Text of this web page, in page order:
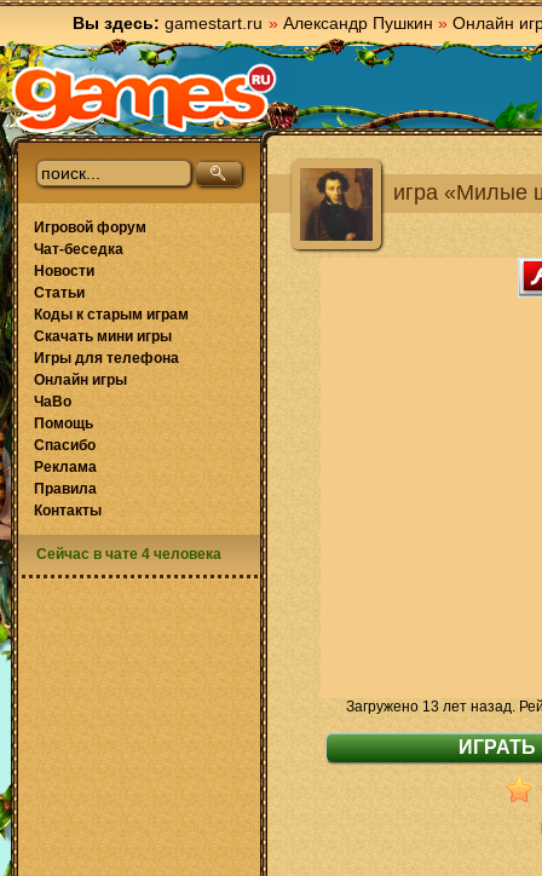
Вы здесь: gamestart.ru » Александр Пушкин » Онлайн
игра «Милые
Загружено 13 лет назад.
Игровой форум
Чат-беседка
Новости
Статьи
Коды к старым играм
Скачать мини игры
Игры для телефона
Онлайн игры
ЧаВо
Помощь
Спасибо
Реклама
Правила
Контакты
Сейчас в чате 4 человека